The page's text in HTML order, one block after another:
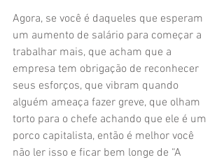
Agora, se você é daqueles que esperam
um aumento de salário para começar a
trabalhar mais, que acham que a
empresa tem obrigação de reconhecer
seus esforços, que vibram quando
alguém ameaça fazer greve, que olham
torto para o chefe achando que ele é um
porco capitalista, então é melhor você
não ler isso e ficar bem longe de “A